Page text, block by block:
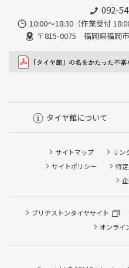
092-
10:00～18:30（作業受付
〒815-0075 福岡県福岡
タイヤ館について
サイトマップ リン
サイトポリシー
特
ブリヂストンタイヤサイト
オンライ
タイヤ点検・安全点検/タ
ピット作業の予約